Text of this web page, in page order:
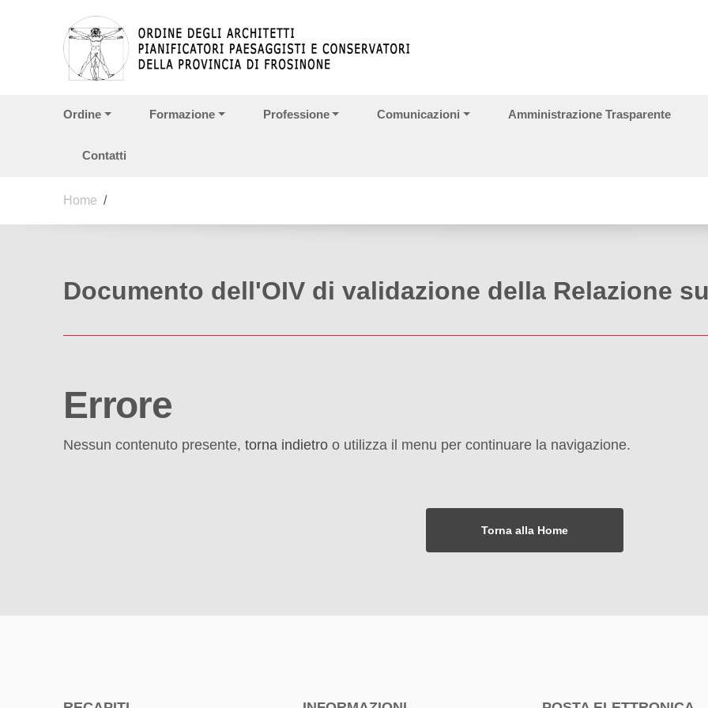
Vai al menu di navigazione
Vai al footer
Ordine Formazione Professione Comunicazioni Amministrazione Trasparente
Contatti
Home /
Documento dell'OIV di validazione della Relazione
Errore
Nessun contenuto presente, torna indietro o utilizza il menu per continuare la navigazione.
Torna alla Home